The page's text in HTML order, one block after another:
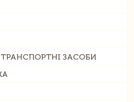
ЗАСОБИ